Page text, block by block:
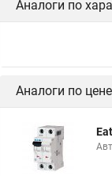
Аналоги по
Аналоги по цене